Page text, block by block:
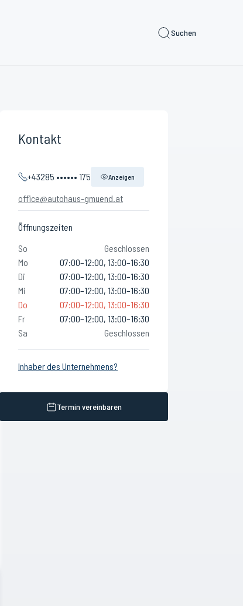
Suchen
Kontakt
+43285 •••••• 175 Anzeigen
office@autohaus-gmuend.at
Öffnungszeiten
So
Geschlossen
Mo
07:00–12:00, 13:00–16:30
Di
07:00–12:00, 13:00–16:30
Mi
07:00–12:00, 13:00–16:30
Do
07:00–12:00, 13:00–16:30
Fr
07:00–12:00, 13:00–16:30
Sa
Geschlossen
Inhaber des Unternehmens?
Termin vereinbaren